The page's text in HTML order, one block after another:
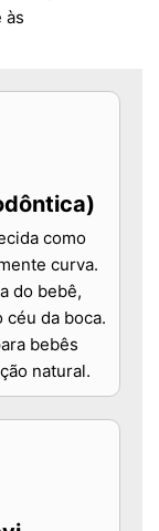
às
como
curva.
do bebê,
céu da boca.
bebês
natural.